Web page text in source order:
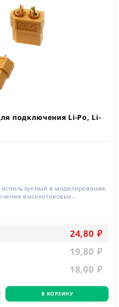
подключения Li-Po, Li-
в моделировании,
высокотоковых
24,80 ₽
19,80 ₽
18,00 ₽
В КОРЗИНУ